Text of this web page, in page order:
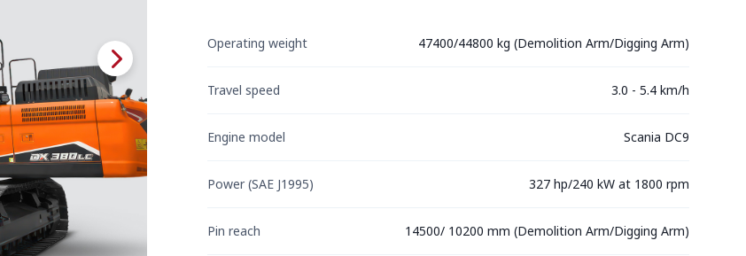
Operating weight 47400/44800 kg (Demolition Arm/Digging Arm)
Travel speed 3.0 - 5.4 km/h
Engine model Scania DC9
Power (SAE J1995) 327 hp/240 kW at 1800 rpm
Pin reach 14500/ 10200 mm (Demolition Arm/Digging Arm)